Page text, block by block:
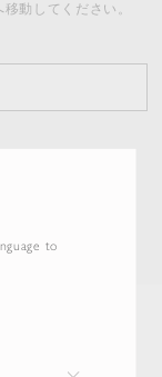
to
動してください。